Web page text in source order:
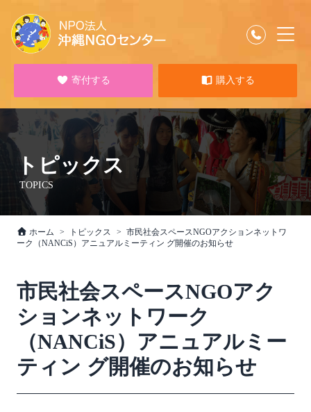
寄付する 購入する
トピックス
TOPICS
ホーム トピックス
市民社会スペースNGOアクションネットワ
ーク（NANCiS）アニュアルミーティン グ開催のお知らせ
市民社会スペースNGOアク
ションネットワーク
（NANCiS）アニュアルミー
ティン グ開催のお知らせ